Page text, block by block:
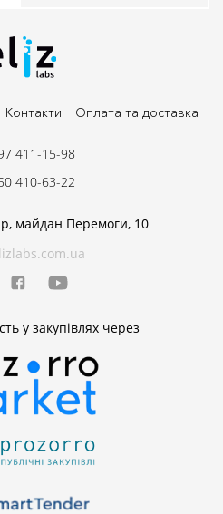
Контакти Оплата та доставка
майдан Перемоги, 10
у закупівлях через
411-15-98
410-63-22